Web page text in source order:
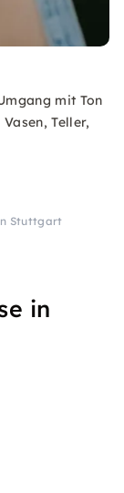
mit Ton
Teller,
Stuttgart
in